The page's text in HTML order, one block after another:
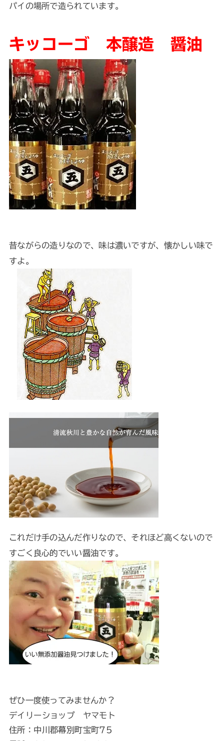
パイの場所で造られています。
キッコーゴ 本醸造 醤油
昔ながらの造りなので、味は濃いですが、懐かしい味で
すよ。
これだけ手の込んだ作りなので、それほど高くないので
すごく良心的でいい醤油です。
ぜひ一度使ってみませんか？
デイリーショップ ヤマモト
住所：中川郡幕別町宝町75